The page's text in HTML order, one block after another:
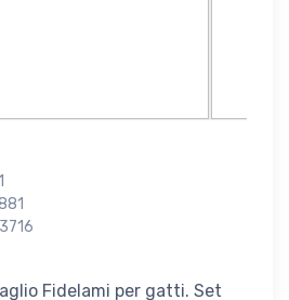
Fidelami per gatti. Set